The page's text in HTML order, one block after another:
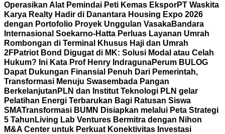
Operasikan Alat Pemindai Peti Kemas EksporPT Waskita
Karya Realty Hadir di Danantara Housing Expo 2026
dengan Portofolio Proyek Unggulan VasakaBandara
Internasional Soekarno-Hatta Perluas Layanan Umrah
Rombongan di Terminal Khusus Haji dan Umrah
2FPatriot Bond Digugat di MK: Solusi Modal atau Celah
Hukum? Ini Kata Prof Henry IndragunaPerum BULOG
Dapat Dukungan Finansial Penuh Dari Pemerintah,
Transformasi Menuju Swasembada Pangan
Berkelanjutan PLN dan Institut Teknologi PLN gelar
Pelatihan Energi Terbarukan Bagi Ratusan Siswa
SMATransformasi BUMN Disiapkan melalui Peta Strategi
5 Tahun Living Lab Ventures Bermitra dengan Nihon
M&A Center untuk Perkuat Konektivitas Investasi